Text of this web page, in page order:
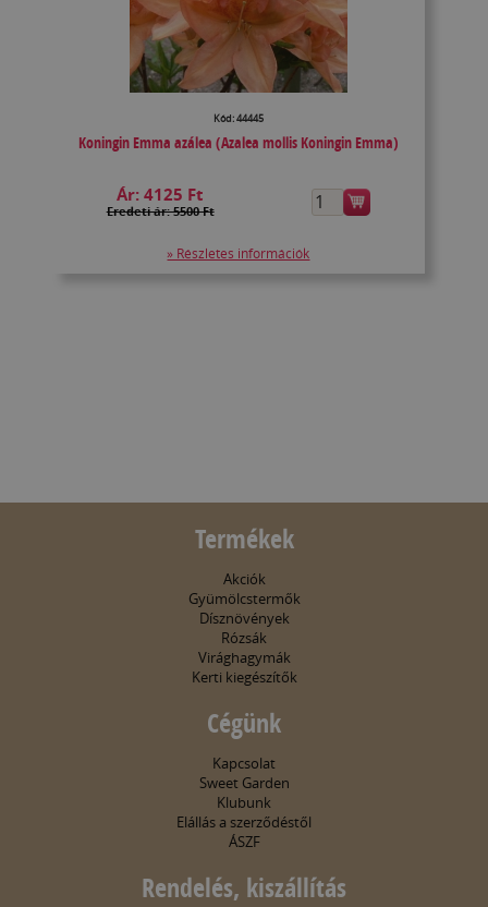
Kód: 44445
Koningin Emma azálea (Azalea mollis Koningin Emma)
Ár:4125 Ft
Eredeti ár: 5500 Ft
» Részletes információk
Termékek
Akciók
Gyümölcstermők
Dísznövények
Rózsák
Virághagymák
Kerti kiegészítők
Cégünk
Kapcsolat
Sweet Garden
Klubunk
Elállás a szerződéstől
ÁSZF
Rendelés, kiszállítás